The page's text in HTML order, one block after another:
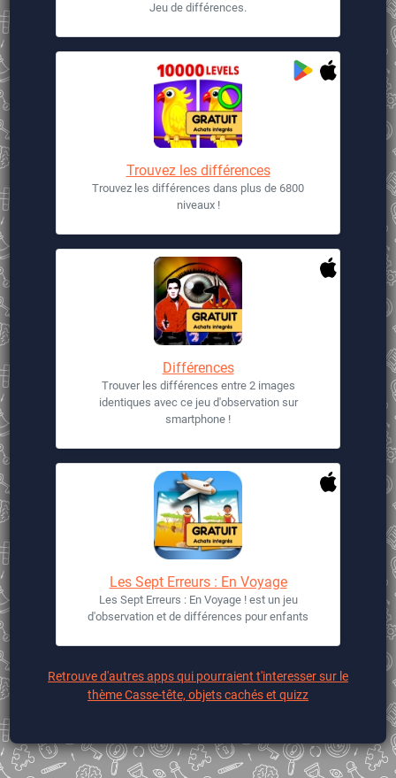
Jeu de différences.
Trouvez les différences
Trouvez les différences dans plus de 6800
niveaux !
Différences
Trouver les différences entre 2 images
identiques avec ce jeu d'observation sur
smartphone !
Les Sept Erreurs : En Voyage
Les Sept Erreurs : En Voyage ! est un jeu
d'observation et de différences pour enfants
Retrouve d'autres apps qui pourraient t'interesser sur le
thème Casse-tête, objets cachés et quizz